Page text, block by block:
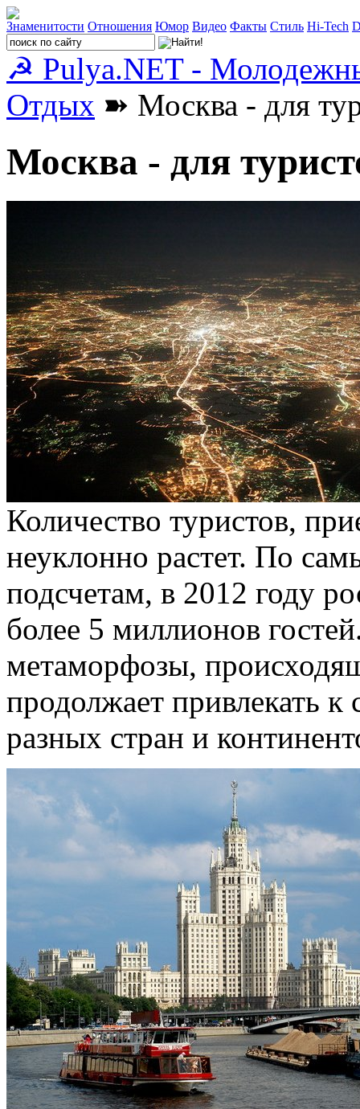
Знаменитости Отношения Юмор Видео Факты Стиль Hi-Tech
☭ Pulya.NET -
Отдых ➽ Москва - для
Москва - для
Количество туристов,
неуклонно растет. По
подсчетам, в 2012 году
более 5 миллионов
метаморфозы,
продолжает привлекать к
разных стран и